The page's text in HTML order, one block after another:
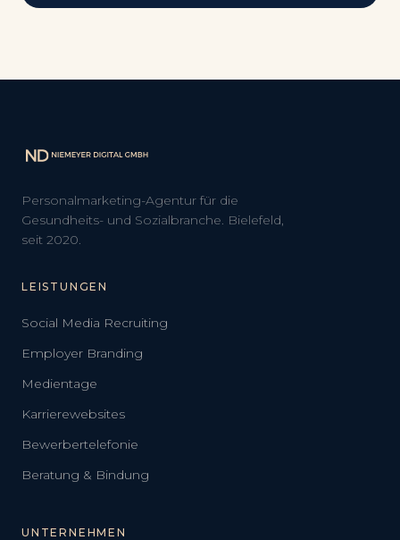
Personalmarketing-Agentur für die
Gesundheits- und Sozialbranche. Bielefeld,
seit 2020.
LEISTUNGEN
Social Media Recruiting
Employer Branding
Medientage
Karrierewebsites
Bewerbertelefonie
Beratung & Bindung
UNTERNEHMEN